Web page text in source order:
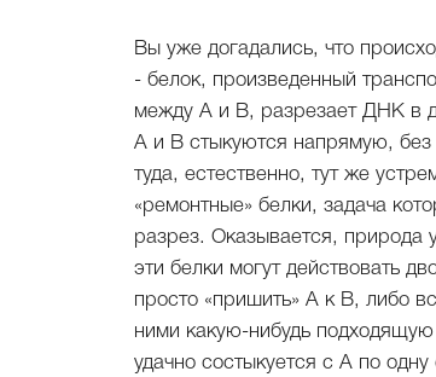
Вы уже догадались, что
- белок, произведенный
между А и В, разрезает ДНК в
А и В стыкуются напрямую, без
туда, естественно, тут же
«ремонтные» белки, задача
разрез. Оказывается, природа
эти белки могут действовать
просто «пришить» А к В, либо
ними какую-нибудь подходящую
удачно состыкуется с А по